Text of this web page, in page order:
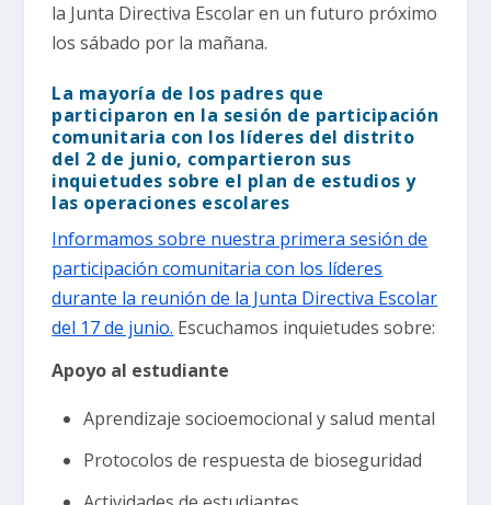
la Junta Directiva Escolar en un futuro próximo
los sábado por la mañana.
La mayoría de los padres que
participaron en la sesión de participación
comunitaria con los líderes del distrito
del 2 de junio, compartieron sus
inquietudes sobre el plan de estudios y
las operaciones escolares
Informamos sobre nuestra primera sesión de
participación comunitaria con los líderes
durante la reunión de la Junta Directiva Escolar
del 17 de junio. Escuchamos inquietudes sobre:
Apoyo al estudiante
Aprendizaje socioemocional y salud mental
Protocolos de respuesta de bioseguridad